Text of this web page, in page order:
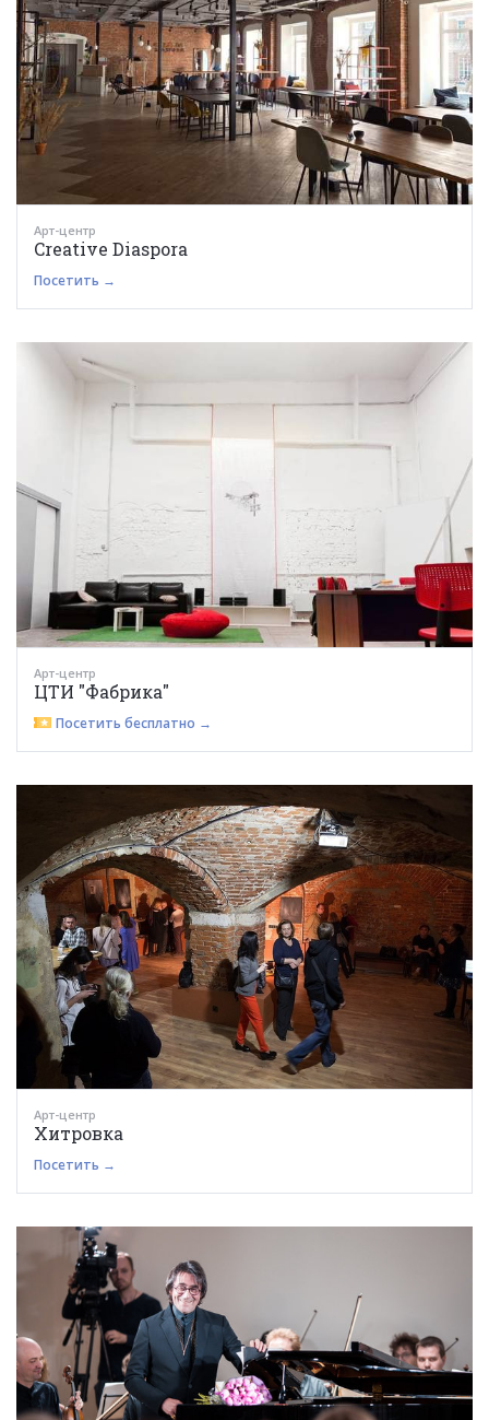
Арт-центр
Creative Diaspora
Посетить →
Арт-центр
ЦТИ "Фабрика"
Посетить бесплатно →
Арт-центр
Хитровка
Посетить →